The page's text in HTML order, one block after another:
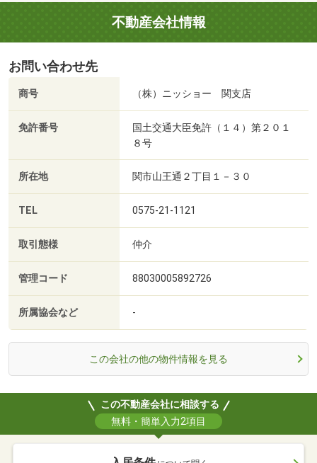
不動産会社情報
お問い合わせ先
商号 （株）ニッショー 関支店
免許番号
国土交通大臣免許（１４）第２０１
８号
所在地 関市山王通２丁目１－３０
TEL 0575-21-1121
取引態様 仲介
管理コード 88030005892726
所属協会など -
この会社の他の物件情報を見る
この不動産会社に相談する
無料・簡単入力2項目